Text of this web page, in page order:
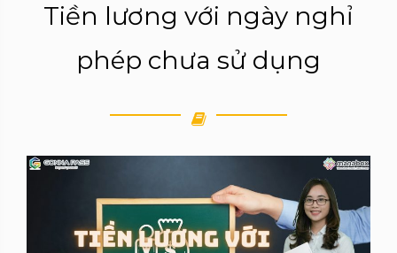
Tiền lương với ngày nghỉ
phép chưa sử dụng